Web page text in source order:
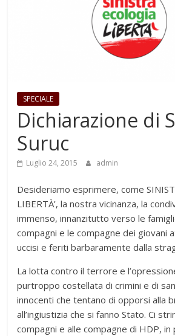
SPECIALE
Dichiarazione di
Suruc
Luglio 24, 2015 admin
Desideriamo esprimere, come
LIBERTÀ’, la nostra vicinanza, la
immenso, innanzitutto verso le
compagni e le compagne dei giovani
uccisi e feriti barbaramente dalla
La lotta contro il terrore e
purtroppo costellata di crimini e di
innocenti che tentano di opporsi alla
all’ingiustizia che si fanno Stato. Ci
compagni e alle compagne di HDP, in